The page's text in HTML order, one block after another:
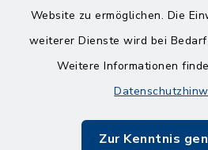
Website zu ermöglichen. Die
weiterer Dienste wird bei
Weitere Informationen
Zur Kenntnis